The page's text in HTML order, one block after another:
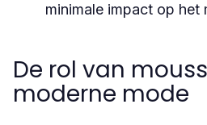
minimale impact op het
De rol van
moderne mode